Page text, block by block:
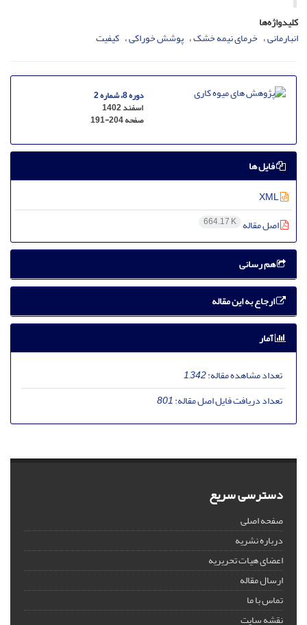
کلیدواژه‌ها
انبارمانی خرمای نیمه خشک پوشش خوراکی کیفیت
دوره 8، شماره 2
اسفند 1402
صفحه191-204
فایل ها
اصل مقاله 664.17 K
هم رسانی
ارجاع به این مقاله
آمار
تعداد مشاهده مقاله:1,342
تعداد دریافت فایل اصل مقاله:801
دسترسی سریع
صفحه اصلی
درباره نشریه
اعضای هیات تحریریه
ارسال مقاله
تماس با ما
نقشه سایت